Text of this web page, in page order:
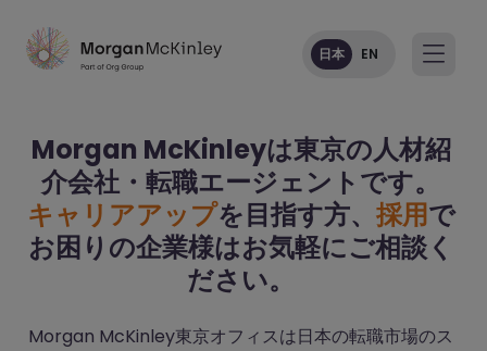
日本 EN
Morgan McKinleyは東京の人材紹
介会社・転職エージェントです。
キャリアアップを目指す方、 採用で
お困りの企業様はお気軽にご相談く
ださい。
Morgan McKinley東京オフィスは日本の転職市場のス